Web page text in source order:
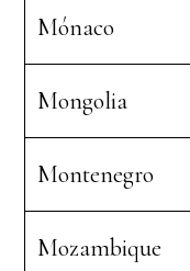
Mónaco
Mongolia
Montenegro
Mozambique